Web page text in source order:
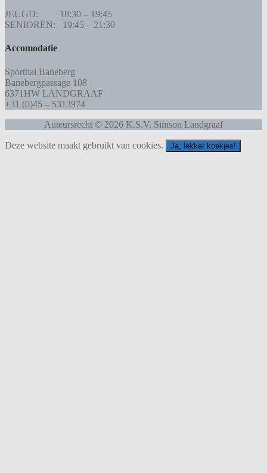
JEUGD: 18:30 – 19:45
SENIOREN: 19:45 – 21:30
Accomodatie
Sporthal Baneberg
Banebergpassage 108
6371HW LANDGRAAF
+31 (0)45 – 5313974
Auteursrecht © 2026 K.S.V. Simson Landgraaf
Deze website maakt gebruikt van cookies. Ja, lekker koekjes!